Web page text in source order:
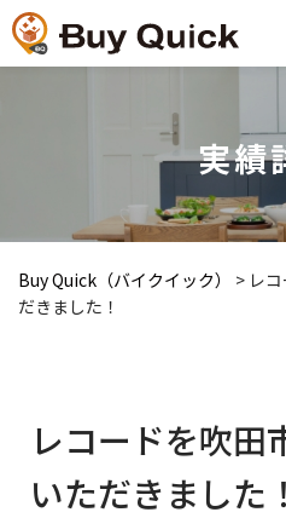
実績
Buy Quick（バイクイック） > レ
だきました！
レコードを吹田
いただきました！